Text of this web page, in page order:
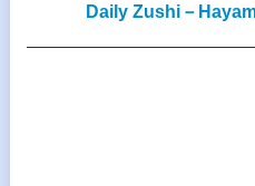
Daily Zushi－